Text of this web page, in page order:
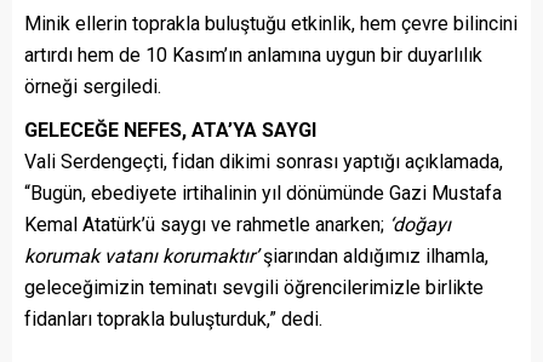
Minik ellerin toprakla buluştuğu etkinlik, hem çevre bilincini
artırdı hem de 10 Kasım’ın anlamına uygun bir duyarlılık
örneği sergiledi.
GELECEĞE NEFES, ATA’YA SAYGI
Vali Serdengeçti, fidan dikimi sonrası yaptığı açıklamada,
“Bugün, ebediyete irtihalinin yıl dönümünde Gazi Mustafa
Kemal Atatürk’ü saygı ve rahmetle anarken; ‘doğayı
korumak vatanı korumaktır’şiarından aldığımız ilhamla,
geleceğimizin teminatı sevgili öğrencilerimizle birlikte
fidanları toprakla buluşturduk,” dedi.